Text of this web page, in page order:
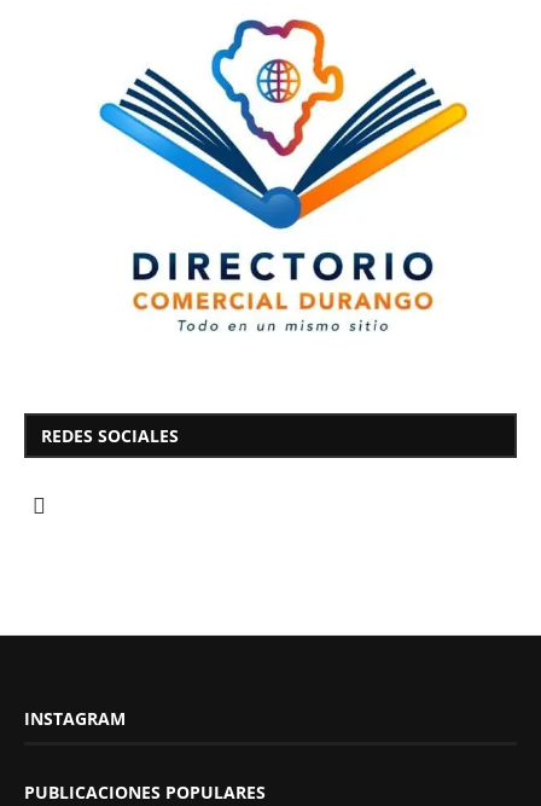
REDES SOCIALES
INSTAGRAM
PUBLICACIONES POPULARES